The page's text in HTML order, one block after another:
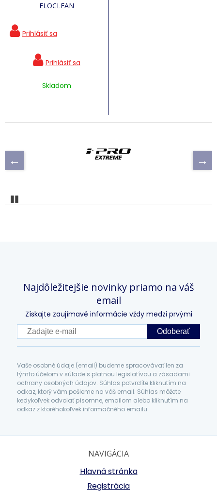
ELOCLEAN
Skladom
Najdôležitejšie novinky priamo na váš
email
Získajte zaujímavé informácie vždy medzi prvými
Odoberať
Vaše osobné údaje (email) budeme spracovávať len za
týmto účelom v súlade s platnou legislatívou a zásadami
ochrany osobných údajov. Súhlas potvrdíte kliknutím na
odkaz, ktorý vám pošleme na váš email. Súhlas môžete
kedykoľvek odvolať písomne, emailom alebo kliknutím na
odkaz z ktoréhokoľvek informačného emailu.
NAVIGÁCIA
Hlavná stránka
Registrácia